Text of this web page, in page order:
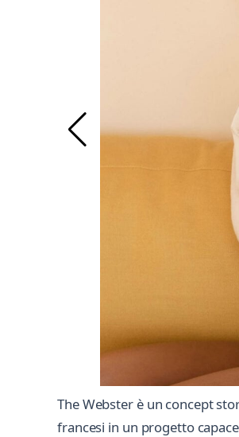
The Webster è un concept
francesi in un progetto